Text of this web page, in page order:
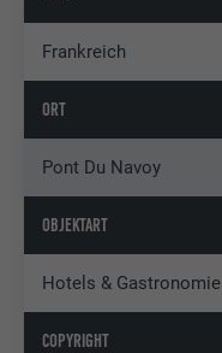
Frankreich
ORT
Pont Du Navoy
OBJEKTART
Hotels & Gastronomie
COPYRIGHT